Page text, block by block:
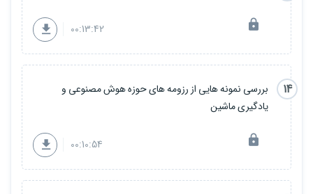
00:13:42
14
بررسی نمونه هایی از رزومه های حوزه هوش مصنوعی و
یادگیری ماشین
00:10:54